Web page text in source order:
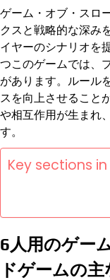
ゲーム・オブ・スロ
クスと戦略的な深み
イヤーのシナリオを
つこのゲームでは、
があります。ルール
スを向上させること
や相互作用が生まれ
す。
Key sections
6人用のゲー
ドゲームの